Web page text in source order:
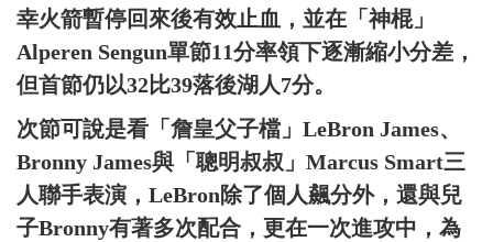
幸火箭暫停回來後有效止血，並在「神棍」
Alperen Sengun單節11分率領下逐漸縮小分差，
但首節仍以32比39落後湖人7分。
次節可說是看「詹皇父子檔」LeBron James、
Bronny James與「聰明叔叔」Marcus Smart三
人聯手表演，LeBron除了個人飆分外，還與兒
子Bronny有著多次配合，更在一次進攻中，為